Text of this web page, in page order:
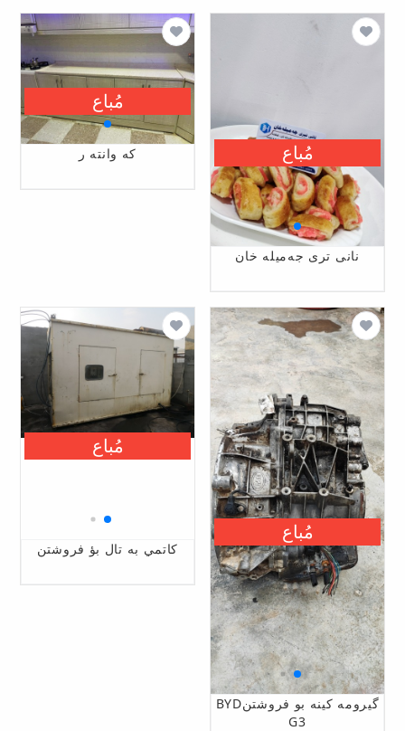
نانی تری جەمیلە خان
مُباع كه وانته ر
مُباع
گيرومه كينه بو فروشتنBYD
G3
مُباع
كاتمي به تال بؤ فروشتن
مُباع